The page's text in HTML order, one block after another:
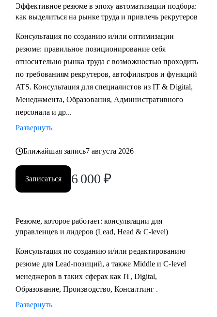
Про мой опыт:
Операционным директором после годового перерыва от
full-time занятости.
• Трижды проходила переквалификацию, имею высшее
медицинское образование, опыт в сфере информационной
безопасности (Wallarm), Edtech (Geekbrains, Яндекс
Практикум, QA Guru) и высшего образования (Сколтех).
• Регулярно прохожу обучение на коротких курсах, чтобы
глубже разбираться в профессиях, по которым
Как я работаю:
клиента,
бренд,
крупных компаний.
Эффективное резюме в эпоху автоматизации подбора:
как выделиться на рынке труда и привлечь рекрутеров
Консультация по созданию и/или оптимизации
резюме: правильное позиционирование себя
относительно рынка труда с возможностью проходить
по требованиям рекрутеров, автофильтров и функций
ATS. Консультация для специалистов из IT & Digital,
Менеджмента, Образования, Административного
персонала и др...
Развернуть
Ближайшая запись7 августа 2026
Записаться 6 000 ₽
Резюме, которое работает: консультации для
управленцев и лидеров (Lead, Head & C-level)
Консультация по созданию и/или редактированию
резюме для Lead-позиций, а также Middle и C-level
менеджеров в таких сферах как IT, Digital,
Образование, Производство, Консалтинг .
Развернуть